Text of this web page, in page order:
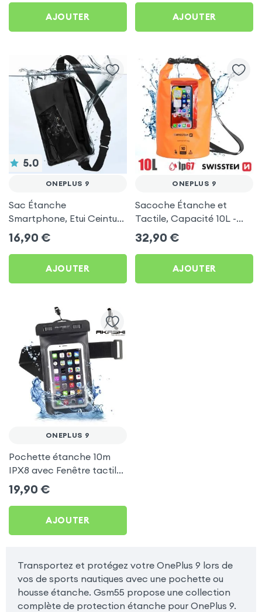
AJOUTER
OnePlus 9
AJOUTER
5.0
ONEPLUS 9
Sac Étanche
Smartphone, Etui Ceinture
à Sangle Réglable, 100%
Tactile - Noir pour
OnePlus 9
16,90 €
AJOUTER
ONEPLUS 9
Sacoche Étanche et
Tactile, Capacité 10L -
Swissten pour OnePlus 9
32,90 €
AJOUTER
ONEPLUS 9
Pochette étanche 10m
IPX8 avec Fenêtre tactile
by Akashi - Noir pour
OnePlus 9
19,90 €
AJOUTER
Transportez et protégez votre OnePlus 9 lors de
vos de sports nautiques avec une pochette ou
housse étanche. Gsm55 propose une collection
complète de protection étanche pour OnePlus 9.